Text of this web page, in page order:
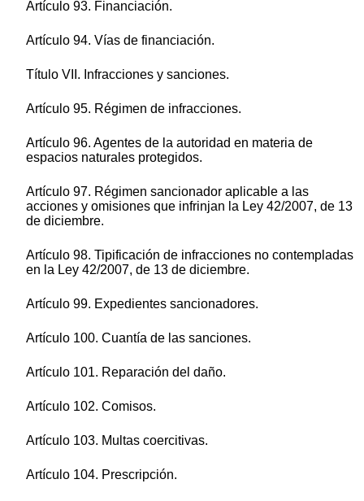
Artículo 93. Financiación.
Artículo 94. Vías de financiación.
Título VII. Infracciones y sanciones.
Artículo 95. Régimen de infracciones.
Artículo 96. Agentes de la autoridad en materia de
espacios naturales protegidos.
Artículo 97. Régimen sancionador aplicable a las
acciones y omisiones que infrinjan la Ley 42/2007, de 13
de diciembre.
Artículo 98. Tipificación de infracciones no contempladas
en la Ley 42/2007, de 13 de diciembre.
Artículo 99. Expedientes sancionadores.
Artículo 100. Cuantía de las sanciones.
Artículo 101. Reparación del daño.
Artículo 102. Comisos.
Artículo 103. Multas coercitivas.
Artículo 104. Prescripción.